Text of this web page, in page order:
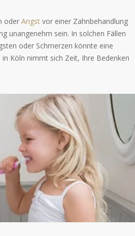
oder Angst vor einer Zahnbehandlung
unangenehm sein. In solchen Fällen
oder Schmerzen könnte eine
Köln nimmt sich Zeit, Ihre Bedenken
Das hängt stark von den
ab. Eine professionelle Zahnreinigung
Noch mehr zur Professionellen
in diesem